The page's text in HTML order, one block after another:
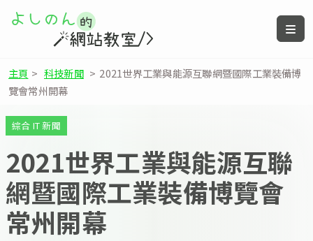
主頁 > 科技新聞 > 2021世界工業與能源互聯網暨國際工業裝備博
覽會常州開幕
綜合 IT 新聞
2021世界工業與能源互聯
網暨國際工業裝備博覽會
常州開幕